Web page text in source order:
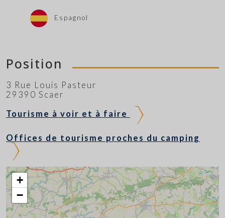
Espagnol
Position
3 Rue Louis Pasteur
29390 Scaer
Tourisme à voir et à faire
Offices de tourisme proches du camping
+
−